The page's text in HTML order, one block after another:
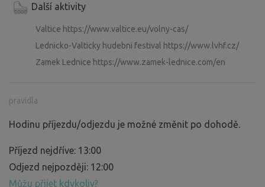
Další aktivity
Valtice https://www.valtice.eu/volny-cas/
Lednicko-Valticky hudebni festival https://www.lvhf.cz/
Zamek Lednice https://www.zamek-lednice.com/en
pravidla
Hodinu příjezdu/odjezdu je možné změnit po dohodě.
Příjezd nejdříve: 13:00
Odjezd nejpozději: 12:00
Můžu přijet kdykoliv?